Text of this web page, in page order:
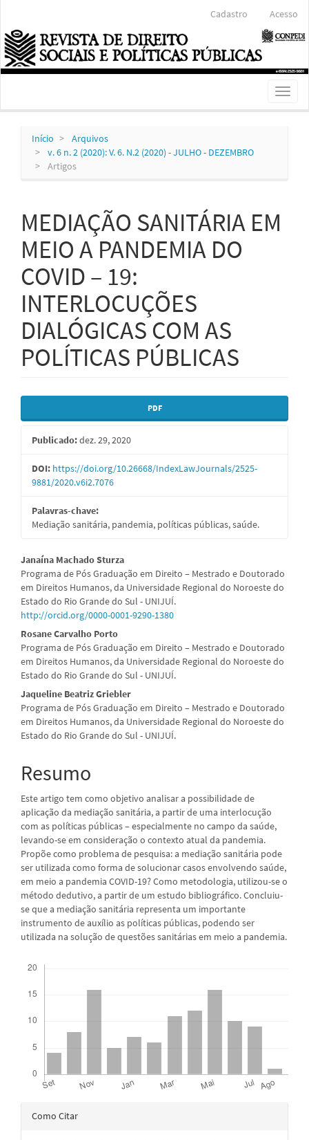
Conteúdo
principal
Barra
Lateral
Cadastro Acesso
Toggle
Início
Arquivos
v. 6 n. 2 (2020): V. 6. N.2 (2020) - JULHO - DEZEMBRO
Artigos
MEDIAÇÃO SANITÁRIA EM
MEIO A PANDEMIA DO
COVID – 19:
INTERLOCUÇÕES
DIALÓGICAS COM AS
POLÍTICAS PÚBLICAS
Barra
lateral
de
artigos
PDF
Publicado:dez. 29, 2020
DOI: https://doi.org/10.26668/IndexLawJournals/2525-
9881/2020.v6i2.7076
Palavras-chave:
Mediação sanitária, pandemia, políticas públicas, saúde.
Conteúdo
do
artigo
principal
Janaína Machado Sturza
Programa de Pós Graduação em Direito – Mestrado e Doutorado
em Direitos Humanos, da Universidade Regional do Noroeste do
Estado do Rio Grande do Sul - UNIJUÍ.
http://orcid.org/0000-0001-9290-1380
Rosane Carvalho Porto
Programa de Pós Graduação em Direito – Mestrado e Doutorado
em Direitos Humanos, da Universidade Regional do Noroeste do
Estado do Rio Grande do Sul - UNIJUÍ.
Jaqueline Beatriz Griebler
Programa de Pós Graduação em Direito – Mestrado e Doutorado
em Direitos Humanos, da Universidade Regional do Noroeste do
Estado do Rio Grande do Sul - UNIJUÍ.
Resumo
Este artigo tem como objetivo analisar a possibilidade de
aplicação da mediação sanitária, a partir de uma interlocução
com as políticas públicas – especialmente no campo da saúde,
levando-se em consideração o contexto atual da pandemia.
Propõe como problema de pesquisa: a mediação sanitária pode
ser utilizada como forma de solucionar casos envolvendo saúde,
em meio a pandemia COVID-19? Como metodologia, utilizou-se o
método dedutivo, a partir de um estudo bibliográfico. Concluiu-
se que a mediação sanitária representa um importante
instrumento de auxílio as políticas públicas, podendo ser
utilizada na solução de questões sanitárias em meio a pandemia.
Detalhes
Como Citar